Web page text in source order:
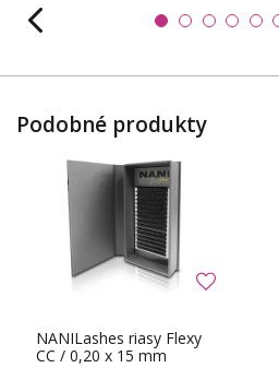
Podobné produkty
NANILashes riasy Flexy
CC / 0,20 x 15 mm